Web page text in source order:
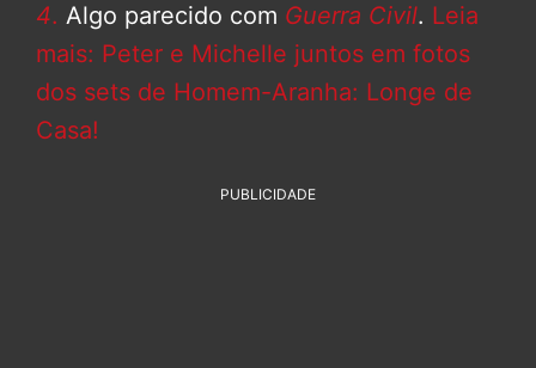
4. Algo parecido com Guerra Civil. Leia
mais: Peter e Michelle juntos em fotos
dos sets de Homem-Aranha: Longe de
Casa!
PUBLICIDADE